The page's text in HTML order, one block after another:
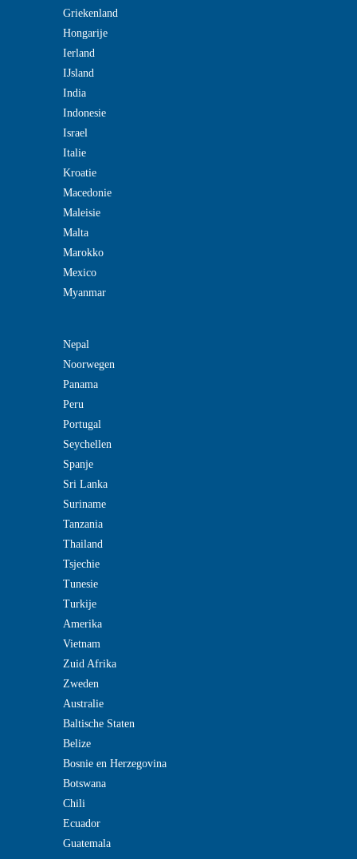
Griekenland
Hongarije
Ierland
IJsland
India
Indonesie
Israel
Italie
Kroatie
Macedonie
Maleisie
Malta
Marokko
Mexico
Myanmar
Nepal
Noorwegen
Panama
Peru
Portugal
Seychellen
Spanje
Sri Lanka
Suriname
Tanzania
Thailand
Tsjechie
Tunesie
Turkije
Amerika
Vietnam
Zuid Afrika
Zweden
Australie
Baltische Staten
Belize
Bosnie en Herzegovina
Botswana
Chili
Ecuador
Guatemala